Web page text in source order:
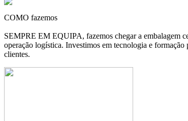
COMO fazemos
SEMPRE EM EQUIPA, fazemos chegar a embalagem
operação logística. Investimos em tecnologia e formação
clientes.